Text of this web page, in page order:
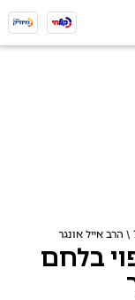
אייל אונגר
בלחם